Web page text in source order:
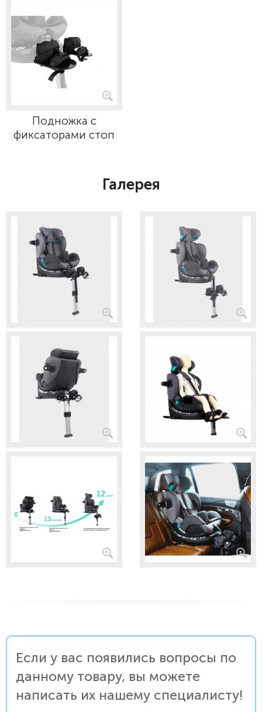
Подножка с
фиксаторами стоп
Галерея
Если у вас появились вопросы по
данному товару, вы можете
написать их нашему специалисту!